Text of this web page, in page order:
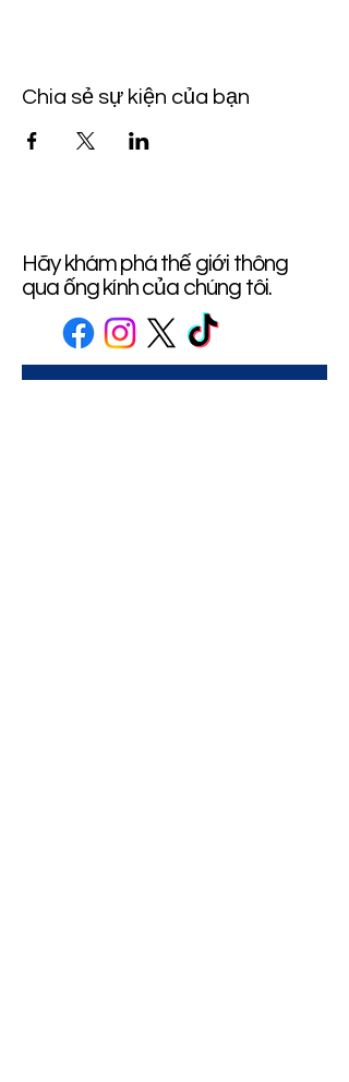
Chia sẻ sự kiện của bạn
Hãy khám phá thế giới thông
qua ống kính của chúng tôi.